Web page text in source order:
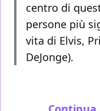
centro di
persone più
vita di Elvis,
DeJonge).